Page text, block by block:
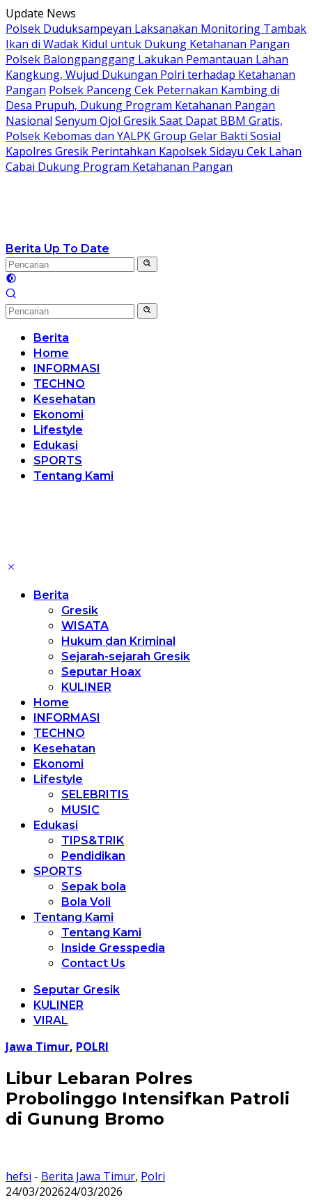
Langsung
ke
konten
Update News
Polsek Duduksampeyan Laksanakan Monitoring Tambak
Ikan di Wadak Kidul untuk Dukung Ketahanan Pangan
Polsek Balongpanggang Lakukan Pemantauan Lahan
Kangkung, Wujud Dukungan Polri terhadap Ketahanan
Pangan Polsek Panceng Cek Peternakan Kambing di
Desa Prupuh, Dukung Program Ketahanan Pangan
Nasional Senyum Ojol Gresik Saat Dapat BBM Gratis,
Polsek Kebomas dan YALPK Group Gelar Bakti Sosial
Kapolres Gresik Perintahkan Kapolsek Sidayu Cek Lahan
Cabai Dukung Program Ketahanan Pangan
Berita Up To Date
Berita
Home
INFORMASI
TECHNO
Kesehatan
Ekonomi
Lifestyle
Edukasi
SPORTS
Tentang Kami
Berita
Gresik
WISATA
Hukum dan Kriminal
Sejarah-sejarah Gresik
Seputar Hoax
KULINER
Home
INFORMASI
TECHNO
Kesehatan
Ekonomi
Lifestyle
SELEBRITIS
MUSIC
Edukasi
TIPS&TRIK
Pendidikan
SPORTS
Sepak bola
Bola Voli
Tentang Kami
Tentang Kami
Inside Gresspedia
Contact Us
Seputar Gresik
KULINER
VIRAL
Jawa Timur, POLRI
Libur Lebaran Polres
Probolinggo Intensifkan Patroli
di Gunung Bromo
hefsi - Berita Jawa Timur, Polri
24/03/202624/03/2026